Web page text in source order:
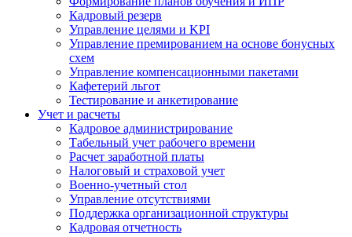
Кадровый резерв
Управление целями и KPI
Управление премированием на основе бонусных
схем
Управление компенсационными пакетами
Кафетерий льгот
Тестирование и анкетирование
Учет и расчеты
Кадровое администрирование
Табельный учет рабочего времени
Расчет заработной платы
Налоговый и страховой учет
Военно-учетный стол
Управление отсутствиями
Поддержка организационной структуры
Кадровая отчетность